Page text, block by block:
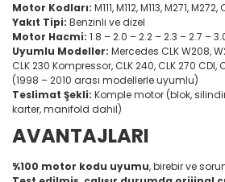
Motor Kodları: M111, M112, M113, M271, M272,
Yakıt Tipi: Benzinli ve dizel
Motor Hacmi: 1.8 – 2.0 – 2.2 – 2.3 – 2.7 –
Uyumlu Modeller: Mercedes CLK W208,
CLK 230 Kompressor, CLK 240, CLK 270 CDI,
(1998 – 2010 arası modellerle uyumlu)
Teslimat Şekli: Komple motor (blok,
karter, manifold dahil)
AVANTAJLARI
%100 motor kodu uyumu, birebir ve